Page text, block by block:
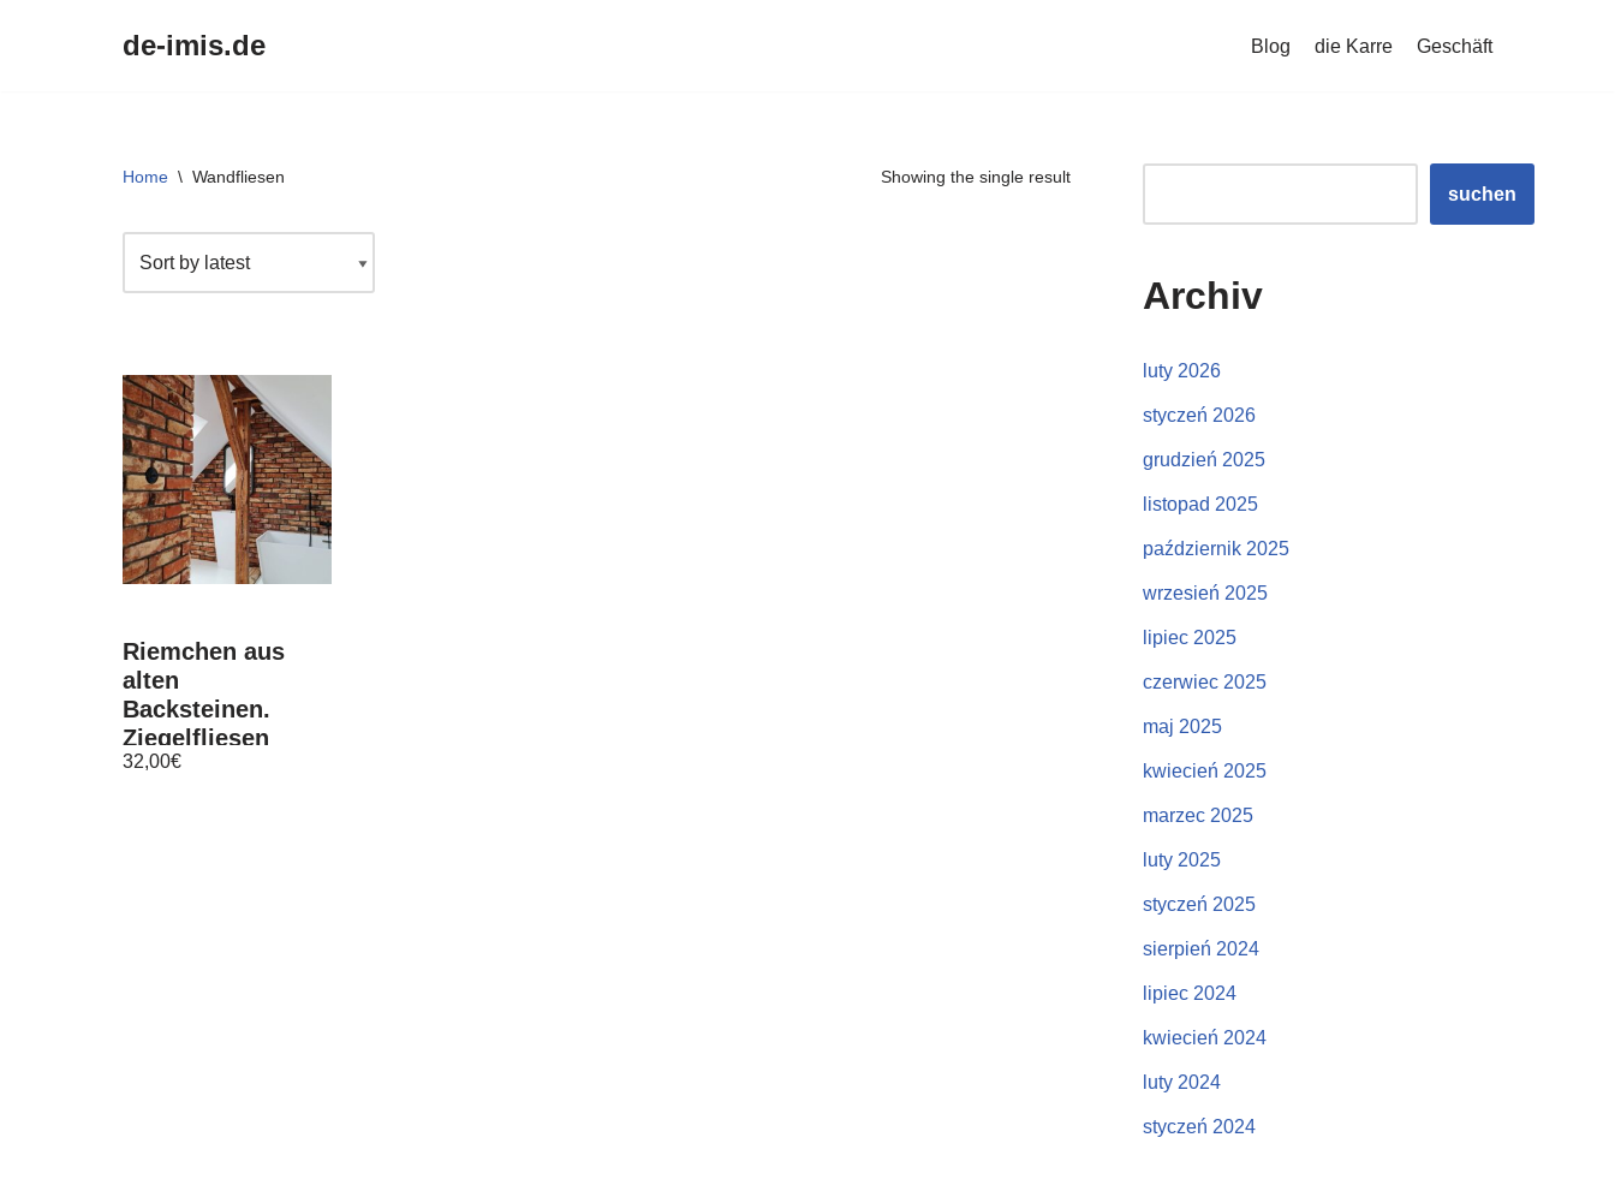
de-imis.de Blog die Karre Geschäft
Home \ Wandfliesen Showing the single result
Riemchen aus
alten
Backsteinen.
Ziegelfliesen
Retro
32,00€
suchen
Archiv
luty 2026
styczeń 2026
grudzień 2025
listopad 2025
październik 2025
wrzesień 2025
lipiec 2025
czerwiec 2025
maj 2025
kwiecień 2025
marzec 2025
luty 2025
styczeń 2025
sierpień 2024
lipiec 2024
kwiecień 2024
luty 2024
styczeń 2024